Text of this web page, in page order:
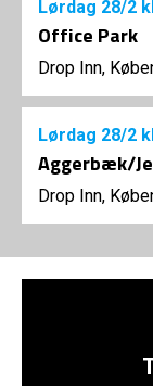
Lørdag 28/2
Office Park
Drop Inn,
Lørdag 28/2
Aggerbæk/
Drop Inn,